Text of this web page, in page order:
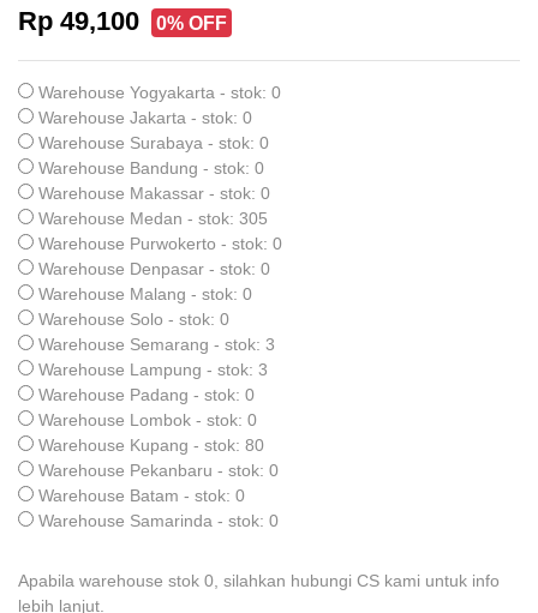
Rp 49,100 0% OFF
Warehouse Yogyakarta - stok: 0
Warehouse Jakarta - stok: 0
Warehouse Surabaya - stok: 0
Warehouse Bandung - stok: 0
Warehouse Makassar - stok: 0
Warehouse Medan - stok: 305
Warehouse Purwokerto - stok: 0
Warehouse Denpasar - stok: 0
Warehouse Malang - stok: 0
Warehouse Solo - stok: 0
Warehouse Semarang - stok: 3
Warehouse Lampung - stok: 3
Warehouse Padang - stok: 0
Warehouse Lombok - stok: 0
Warehouse Kupang - stok: 80
Warehouse Pekanbaru - stok: 0
Warehouse Batam - stok: 0
Warehouse Samarinda - stok: 0
Apabila warehouse stok 0, silahkan hubungi CS kami untuk info
lebih lanjut.